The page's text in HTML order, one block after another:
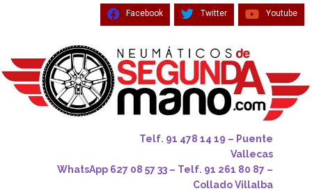
Facebook Twitter Youtube
Telf. 91 478 14 19 – Puente
Vallecas
WhatsApp 627 08 57 33 – Telf. 91 261 80 87 –
Collado Villalba